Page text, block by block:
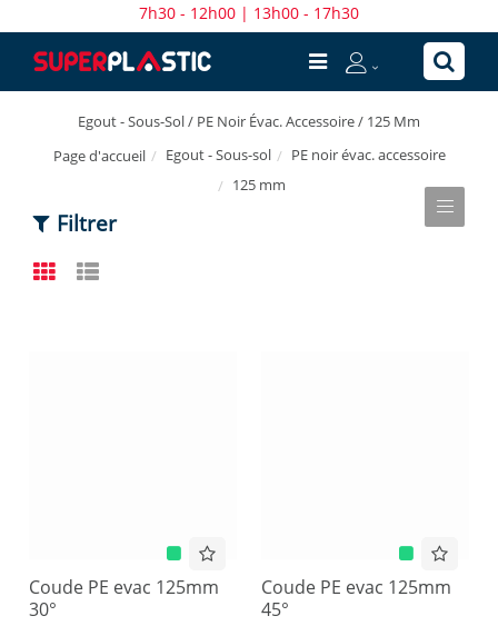
7h30 - 12h00 | 13h00 - 17h30
Egout - Sous-Sol / PE Noir Évac. Accessoire / 125 Mm
Page d'accueil
Egout - Sous-sol
PE noir évac. accessoire
125 mm
Filtrer
Coude PE evac 125mm
30°
Coude PE evac 125mm
45°